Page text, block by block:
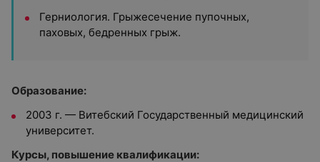
Герниология. Грыжесечение пупочных,
паховых, бедренных грыж.
Образование:
2003 г. — Витебский Государственный медицинский
университет.
Курсы, повышение квалификации: